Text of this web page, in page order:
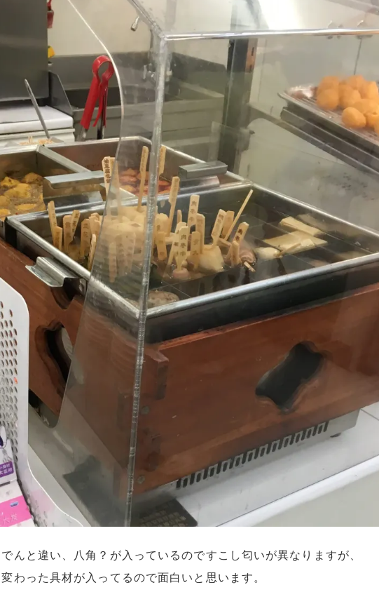
んと違い、八角？が入っているのですこし匂いが異なりますが、
わった具材が入ってるので面白いと思います。